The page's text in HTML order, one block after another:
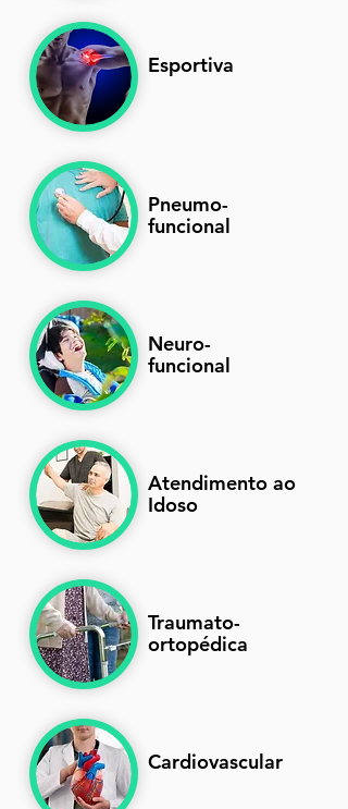
Esportiva
Pneumo-
funcional
Neuro-
funcional
Atendimento ao
Idoso
Traumato-
ortopédica
Cardiovascular